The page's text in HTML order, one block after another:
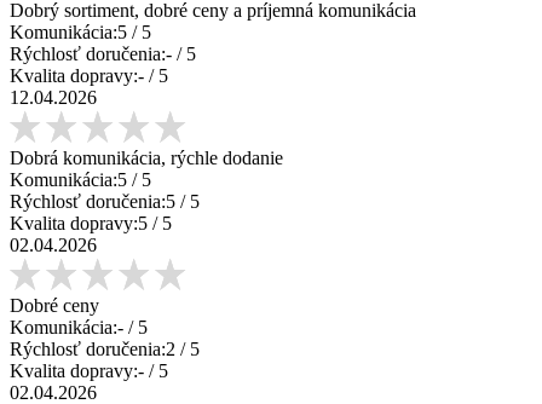
Dobrý sortiment, dobré ceny a príjemná komunikácia
Komunikácia:5 / 5
Rýchlosť doručenia:- / 5
Kvalita dopravy:- / 5
12.04.2026
Dobrá komunikácia, rýchle dodanie
Komunikácia:5 / 5
Rýchlosť doručenia:5 / 5
Kvalita dopravy:5 / 5
02.04.2026
Dobré ceny
Komunikácia:- / 5
Rýchlosť doručenia:2 / 5
Kvalita dopravy:- / 5
02.04.2026